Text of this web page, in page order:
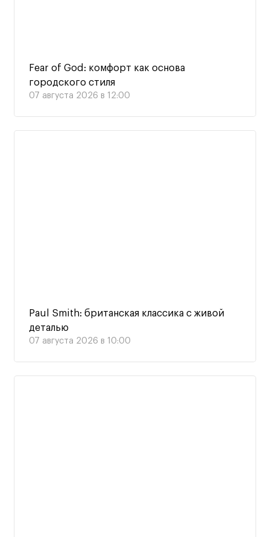
Fear of God: комфорт как основа
городского стиля
07 августа 2026 в 12:00
Paul Smith: британская классика с живой
деталью
07 августа 2026 в 10:00